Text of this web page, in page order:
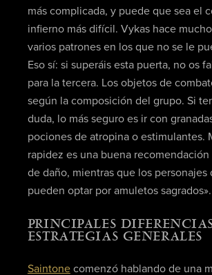
más complicada, y puede que sea el
infierno más difícil. Vykas hace
varios patrones en los que no se le
Eso sí: si superáis esta puerta, no os
para la tercera. Los objetos de
según la composición del grupo. Si
duda, lo más seguro es ir con
pociones de atropina o estimulantes.
rapidez es una buena recomendación
de daño, mientras que los personajes
pueden optar por amuletos
PRINCIPALES
ESTRATEGIAS GENERALES
Saintonecomenzó hablando de una